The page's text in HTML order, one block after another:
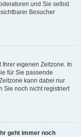
und Sie selbst
Besucher
eigenen Zeitzone. In
für Sie passende
kann dabei nur
Sie noch nicht registriert
geht immer noch